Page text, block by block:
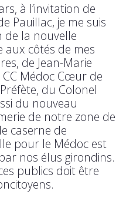
à l’invitation de
Pauillac, je me suis
de la nouvelle
aux côtés de mes
de Jean-Marie
Médoc Cœur de
du Colonel
du nouveau
de notre zone de
caserne de
pour le Médoc est
nos élus girondins.
publics doit être